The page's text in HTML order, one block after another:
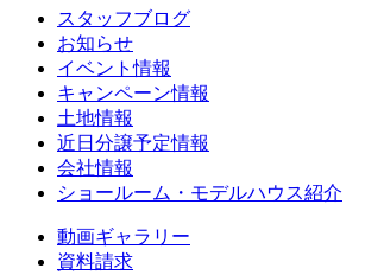
スタッフブログ
お知らせ
イベント情報
キャンペーン情報
土地情報
近日分譲予定情報
会社情報
ショールーム・モデルハウス紹介
動画ギャラリー
資料請求